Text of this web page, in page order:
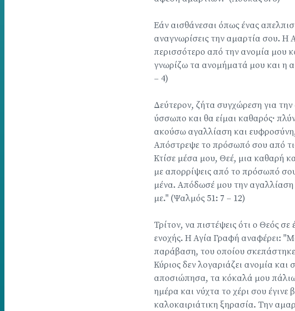
Εάν αισθάνεσαι όπως ένας
αναγνωρίσεις την αμαρτία σου. Η
περισσότερο από την ανομία μου
γνωρίζω τα ανομήματά μου και η
– 4)
Δεύτερον, ζήτα συγχώρεση για
ύσσωπο και θα είμαι καθαρός·
ακούσω αγαλλίαση και
Απόστρεψε το πρόσωπό σου από
Κτίσε μέσα μου, Θεέ, μια καθαρή
με απορρίψεις από το πρόσωπό
μένα. Απόδωσέ μου την αγαλλίαση
με." (Ψαλμός 51: 7 – 12)
Τρίτον, να πιστέψεις ότι ο Θεός
ενοχής. Η Αγία Γραφή αναφέρει:
παράβαση, του οποίου
Κύριος δεν λογαριάζει ανομία
αποσιώπησα, τα κόκαλά μου
ημέρα και νύχτα το χέρι σου
καλοκαιριάτικη ξηρασία. Την